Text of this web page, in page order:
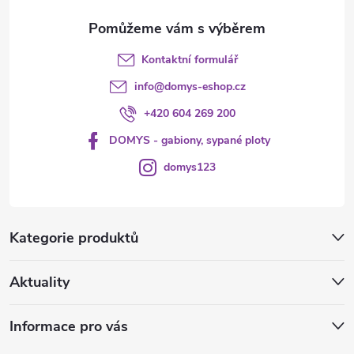
Kategorie produktů
Aktuality
Informace pro vás
Kontaktní formulář
info@domys-eshop.cz
+420 604 269 200
DOMYS - gabiony, sypané ploty
domys123